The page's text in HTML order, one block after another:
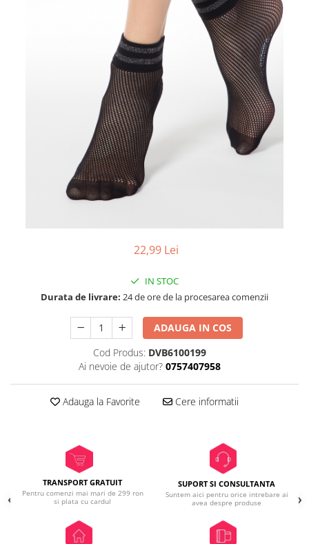
22,99 Lei
IN STOC
Durata de livrare: 24 de ore de la procesarea comenzii
ADAUGA IN COS
Cod Produs: DVB6100199
Ai nevoie de ajutor? 0757407958
Adauga la Favorite Cere informatii
TRANSPORT GRATUIT
Pentru comenzi mai mari de 299 ron
si plata cu cardul
SUPORT SI CONSULTANTA
Suntem aici pentru orice intrebare ai
avea despre produse